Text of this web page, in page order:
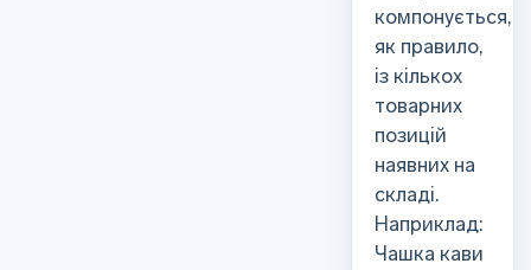
компонується,
як правило,
із кількох
товарних
позицій
наявних на
складі.
Наприклад:
Чашка кави